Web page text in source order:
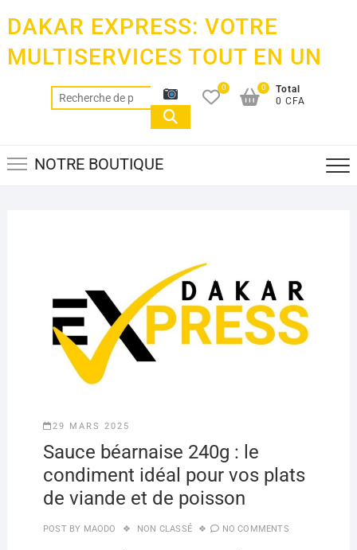
content
DAKAR EXPRESS: VOTRE
MULTISERVICES TOUT EN UN
Recherche
pour :
0
Total
0 CFA
0
NOTRE BOUTIQUE
29 MARS 2025
Sauce béarnaise 240g : le
condiment idéal pour vos plats
de viande et de poisson
POST BY MAODO NON CLASSÉ NO COMMENTS